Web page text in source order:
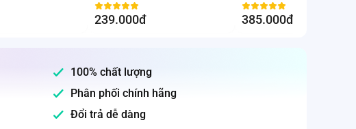
239.000đ 385.000đ
100% chất lượng
Phân phối chính hãng
Đổi trả dễ dàng